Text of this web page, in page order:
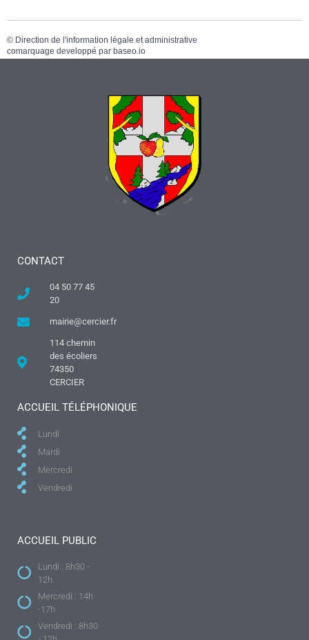
© Direction de l'information légale et administrative
comarquage developpé par baseo.io
CONTACT
04 50 77 45
20
mairie@cercier.fr
114 chemin
des écoliers
74350
CERCIER
ACCUEIL TÉLÉPHONIQUE
Lundi
Mardi
Mercredi
Vendredi
ACCUEIL PUBLIC
Lundi : 8h30 -
12h
Mercredi : 14h
-17h
Vendredi : 8h30